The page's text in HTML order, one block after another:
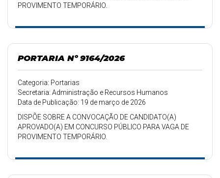
PROVIMENTO TEMPORÁRIO.
PORTARIA Nº 9164/2026
Categoria: Portarias
Secretaria: Administração e Recursos Humanos
Data de Publicação: 19 de março de 2026
DISPÕE SOBRE A CONVOCAÇÃO DE CANDIDATO(A)
APROVADO(A) EM CONCURSO PÚBLICO PARA VAGA DE
PROVIMENTO TEMPORÁRIO.